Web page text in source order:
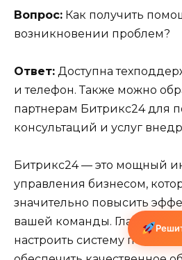
Вопрос: Как получить
возникновении проблем?
Ответ: Доступна
и телефон. Также можно
партнерам Битрикс24 для
консультаций и услуг
Битрикс24 — это мощный
управления бизнесом,
значительно повысить
вашей команды. Главное —
настроить систему под